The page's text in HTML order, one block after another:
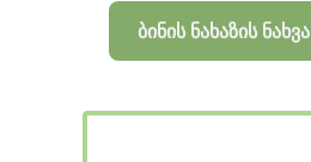
ბინის ნახაზის ნახვა